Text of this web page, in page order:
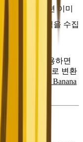
터 시뮬레이션 이미
트하고 피드백을 수집
도구를 사용하면
준의 비주얼로 변환
플로는
Nano Banana
이션